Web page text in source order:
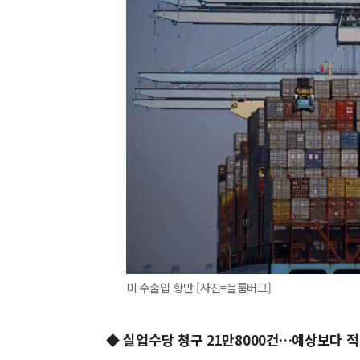
미 수출입 항만 [사진=블룸버그]
◆실업수당 청구 21만8000건…예상보다